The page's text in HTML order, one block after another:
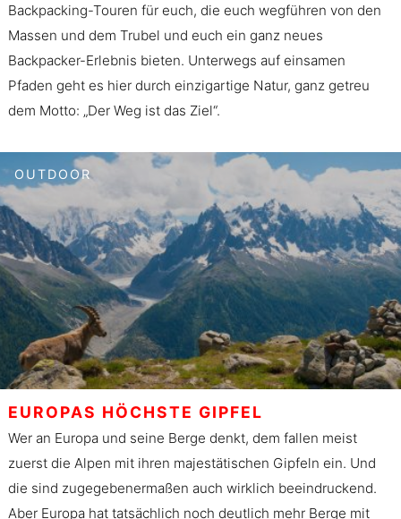
Backpacking-Touren für euch, die euch wegführen von den
Massen und dem Trubel und euch ein ganz neues
Backpacker-Erlebnis bieten. Unterwegs auf einsamen
Pfaden geht es hier durch einzigartige Natur, ganz getreu
dem Motto: „Der Weg ist das Ziel“.
OUTDOOR
EUROPAS HÖCHSTE GIPFEL
Wer an Europa und seine Berge denkt, dem fallen meist
zuerst die Alpen mit ihren majestätischen Gipfeln ein. Und
die sind zugegebenermaßen auch wirklich beeindruckend.
Aber Europa hat tatsächlich noch deutlich mehr Berge mit